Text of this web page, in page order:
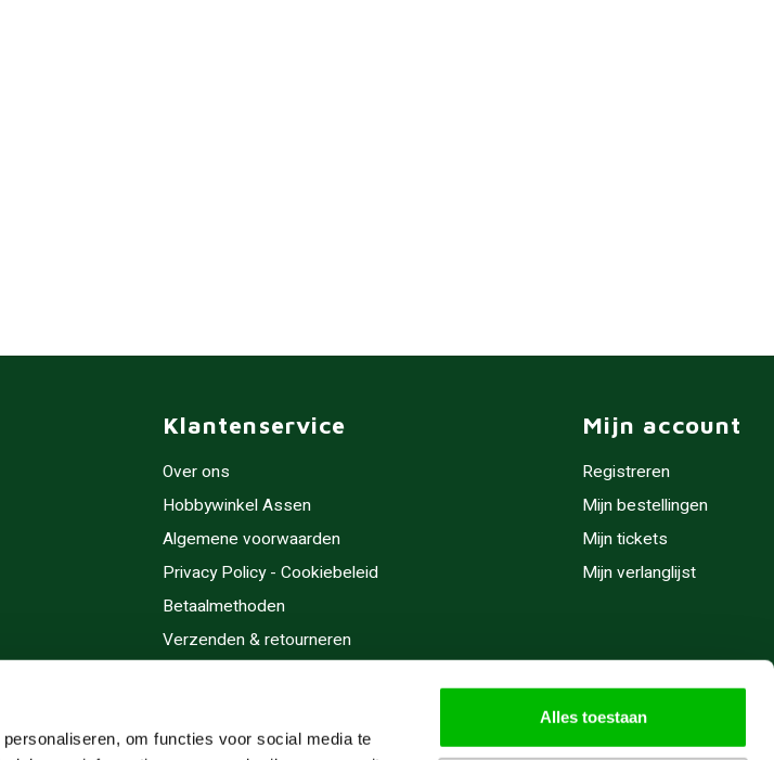
om functies voor social media te
Alles toestaan
Klantenservice
Over ons
Hobbywinkel Assen
Algemene voorwaarden
Privacy Policy - Cookiebeleid
Betaalmethoden
Verzenden & retourneren
Cadeaubonnen
Mijn account
Registreren
Mijn bestellingen
Mijn tickets
Mijn verlanglijst